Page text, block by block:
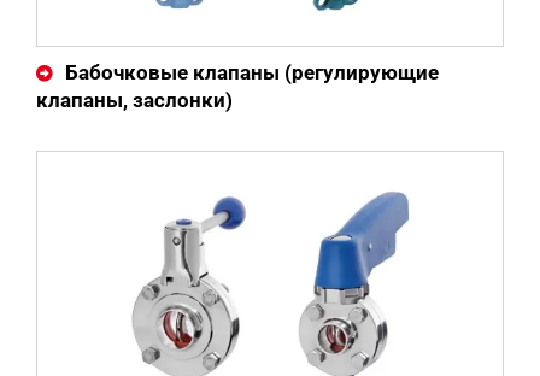
Бабочковые клапаны (регулирующие
клапаны, заслонки)